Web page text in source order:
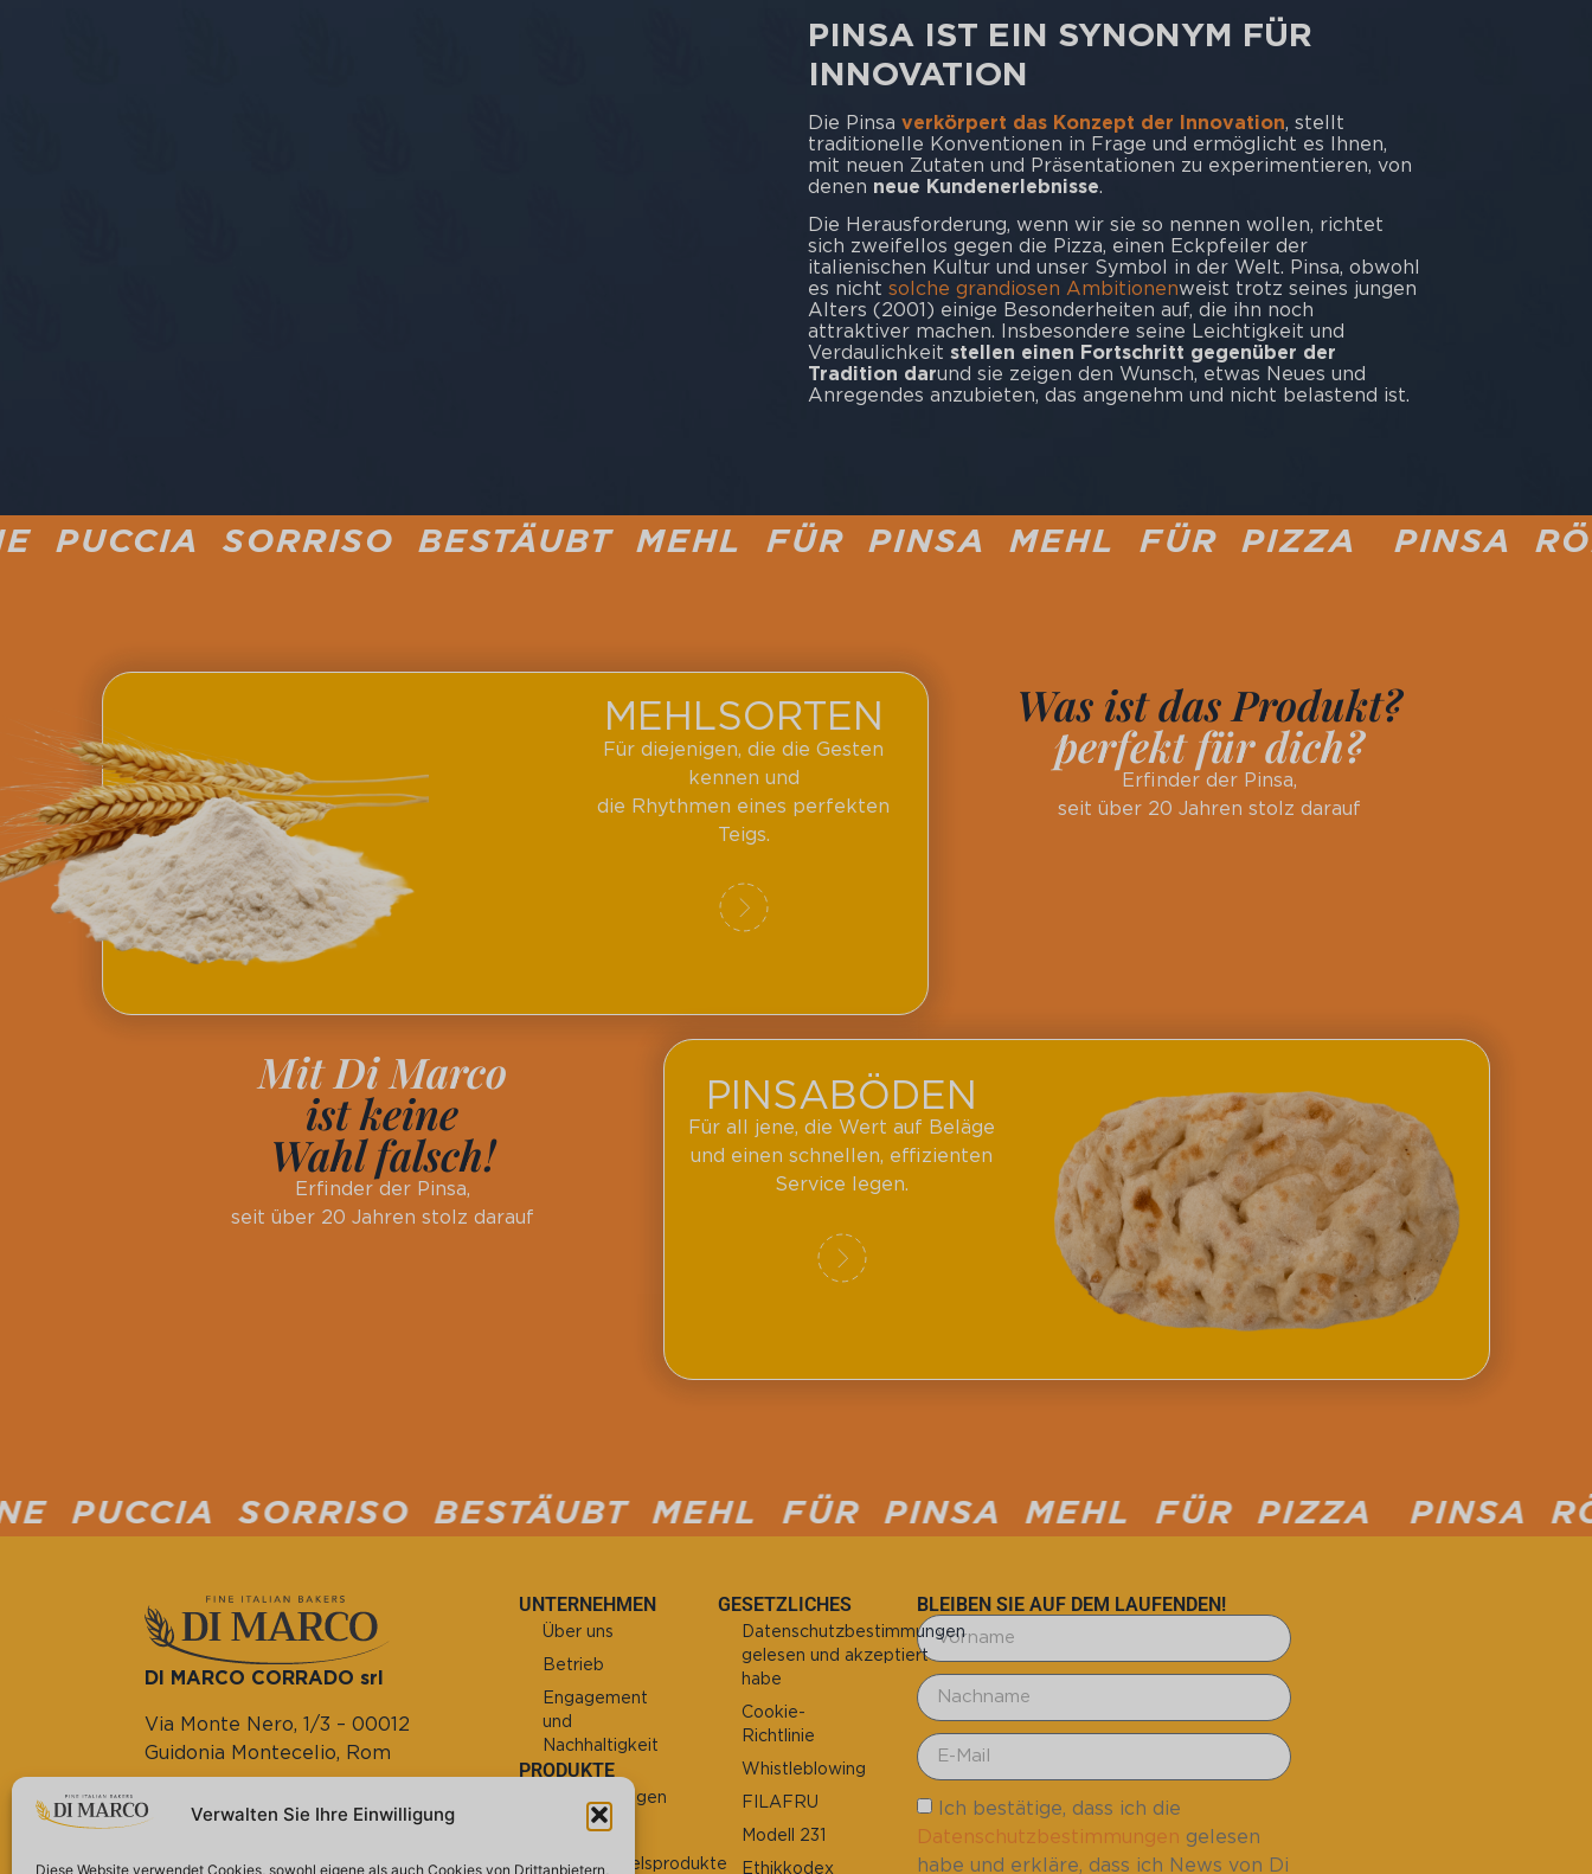
Verwalten Sie Ihre Einwilligung
Diese Website verwendet Cookies, sowohl eigene als auch Cookies von Drittanbietern,
PINSA IST EIN SYNONYM FÜR
INNOVATION
Die Pinsa verkörpert das Konzept der Innovation, stellt
traditionelle Konventionen in Frage und ermöglicht es Ihnen,
mit neuen Zutaten und Präsentationen zu experimentieren, von
denen neue Kundenerlebnisse.
Die Herausforderung, wenn wir sie so nennen wollen, richtet
sich zweifellos gegen die Pizza, einen Eckpfeiler der
italienischen Kultur und unser Symbol in der Welt. Pinsa, obwohl
es nicht solche grandiosen Ambitionenweist trotz seines jungen
Alters (2001) einige Besonderheiten auf, die ihn noch
attraktiver machen. Insbesondere seine Leichtigkeit und
Verdaulichkeit stellen einen Fortschritt gegenüber der
Tradition darund sie zeigen den Wunsch, etwas Neues und
Anregendes anzubieten, das angenehm und nicht belastend ist.
BESTÄUBT MEHL FÜR PINSA MEHL FÜR PIZZA PINSA RÖMISCHE
MEHLSORTEN
Für diejenigen, die die Gesten
kennen und
die Rhythmen eines perfekten
Teigs.
Was ist das Produkt?
perfekt für dich?
Erfinder der Pinsa,
seit über 20 Jahren stolz darauf
Mit Di Marco
ist keine
Wahl falsch!
Erfinder der Pinsa,
seit über 20 Jahren stolz darauf
PINSABÖDEN
Für all jene, die Wert auf Beläge
und einen schnellen, effizienten
Service legen.
BESTÄUBT MEHL FÜR PINSA MEHL FÜR PIZZA PINSA RÖMISCHE
DI MARCO CORRADO srl
Via Monte Nero, 1/3 – 00012
Guidonia Montecelio, Rom
Tel. (+39) 0774.572804
(+39) 0774.363847
UNTERNEHMEN
Über uns
Betrieb
Engagement
und
Nachhaltigkeit
PRODUKTE
Die Grundlagen
Die Mehle
Einzelhandelsprodukte
GESETZLICHES
Datenschutzbestimmungen
gelesen und akzeptiert
habe
Cookie-
Richtlinie
Whistleblowing
FILAFRU
Modell 231
Ethikkodex
BLEIBEN SIE AUF DEM LAUFENDEN!
Ich bestätige, dass ich die
Datenschutzbestimmungen gelesen
habe und erkläre, dass ich News von Di